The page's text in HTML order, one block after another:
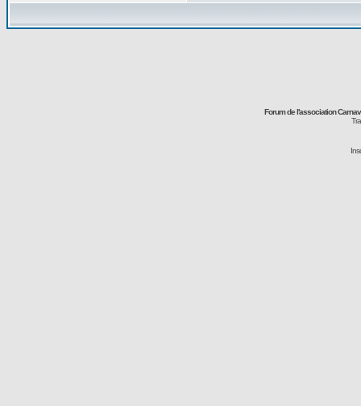
Forum de l'association